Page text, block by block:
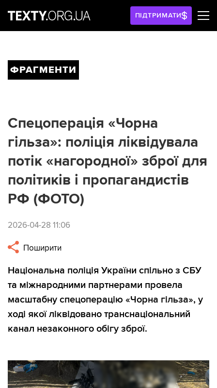
ПІДТРИМАТИ
ФРАГМЕНТИ
Спецоперація «Чорна
гільза»: поліція ліквідувала
потік «нагородної» зброї для
політиків і пропагандистів
РФ (ФОТО)
2026-04-28 11:06
Поширити
Національна поліція України спільно з СБУ
та міжнародними партнерами провела
масштабну спецоперацію «Чорна гільза», у
ході якої ліквідовано транснаціональний
канал незаконного обігу зброї.